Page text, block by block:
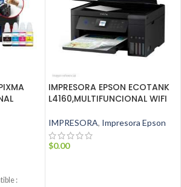
:
IMPRESORA EPSON ECOTANK
L4160,MULTIFUNCIONAL WIFI
IMPRESORA, Impresora Epson
$0.00